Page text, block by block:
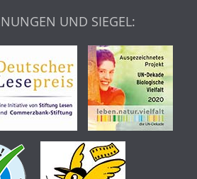
UND SIEGEL: